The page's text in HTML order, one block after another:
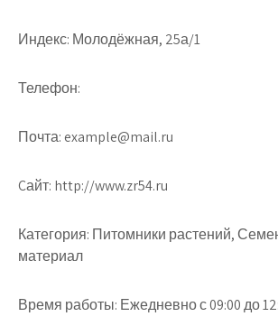
Индекс: Молодёжная, 25а/1
Телефон:
Почта: example@mail.ru
Cайт: http://www.zr54.ru
Категория: Питомники растений,
материал
Время работы: Ежедневно с 09:00 до